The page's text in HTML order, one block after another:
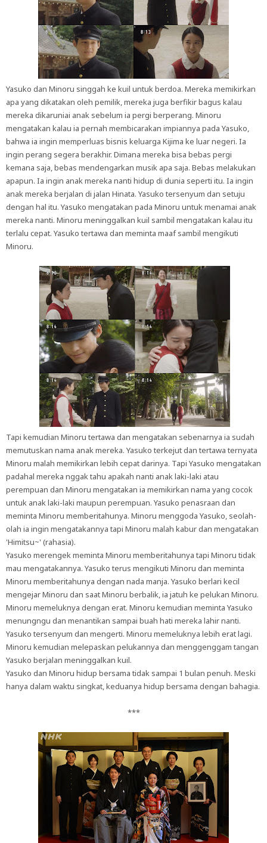
Yasuko dan Minoru singgah ke kuil untuk berdoa. Mereka memikirkan
apa yang dikatakan oleh pemilik, mereka juga berfikir bagus kalau
mereka dikaruniai anak sebelum ia pergi berperang. Minoru
mengatakan kalau ia pernah membicarakan impiannya pada Yasuko,
bahwa ia ingin memperluas bisnis keluarga Kijima ke luar negeri. Ia
ingin perang segera berakhir. Dimana mereka bisa bebas pergi
kemana saja, bebas mendengarkan musik apa saja. Bebas melakukan
apapun. Ia ingin anak mereka nanti hidup di dunia seperti itu. Ia ingin
anak mereka berjalan di jalan Hinata. Yasuko tersenyum dan setuju
dengan hal itu. Yasuko mengatakan pada Minoru untuk menamai anak
mereka nanti. Minoru meninggalkan kuil sambil mengatakan kalau itu
terlalu cepat. Yasuko tertawa dan meminta maaf sambil mengikuti
Minoru.
Tapi kemudian Minoru tertawa dan mengatakan sebenarnya ia sudah
memutuskan nama anak mereka. Yasuko terkejut dan tertawa ternyata
Minoru malah memikirkan lebih cepat darinya. Tapi Yasuko mengatakan
padahal mereka nggak tahu apakah nanti anak laki-laki atau
perempuan dan Minoru mengatakan ia memikirkan nama yang cocok
untuk anak laki-laki maupun perempuan. Yasuko penasraan dan
meminta Minoru memberitahunya. Minoru menggoda Yasuko, seolah-
olah ia ingin mengatakannya tapi Minoru malah kabur dan mengatakan
'Himitsu~' (rahasia).
Yasuko merengek meminta Minoru memberitahunya tapi Minoru tidak
mau mengatakannya. Yasuko terus mengikuti Minoru dan meminta
Minoru memberitahunya dengan nada manja. Yasuko berlari kecil
mengejar Minoru dan saat Minoru berbalik, ia jatuh ke pelukan Minoru.
Minoru memeluknya dengan erat. Minoru kemudian meminta Yasuko
menungngu dan menantikan sampai buah hati mereka lahir nanti.
Yasuko tersenyum dan mengerti. Minoru memeluknya lebih erat lagi.
Minoru kemudian melepaskan pelukannya dan menggenggam tangan
Yasuko berjalan meninggalkan kuil.
Yasuko dan Minoru hidup bersama tidak sampai 1 bulan penuh. Meski
hanya dalam waktu singkat, keduanya hidup bersama dengan bahagia.
***